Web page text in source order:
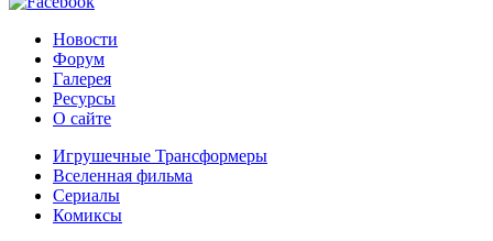
Новости
Форум
Галерея
Ресурсы
О сайте
Игрушечные Трансформеры
Вселенная фильма
Сериалы
Комиксы